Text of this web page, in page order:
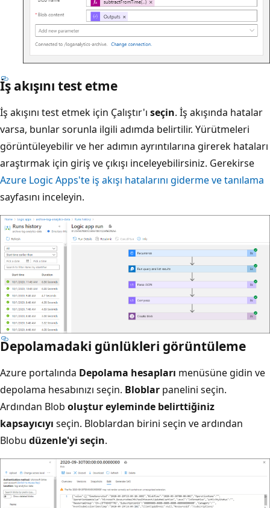
İş akışını test etme
İş akışını test etmek için Çalıştır'ı seçin. İş akışında hatalar
varsa, bunlar sorunla ilgili adımda belirtilir. Yürütmeleri
görüntüleyebilir ve her adımın ayrıntılarına girerek hataları
araştırmak için giriş ve çıkışı inceleyebilirsiniz. Gerekirse
Azure Logic Apps'te iş akışı hatalarını giderme ve tanılama
sayfasını inceleyin.
Depolamadaki günlükleri görüntüleme
Azure portalında Depolama hesapları menüsüne gidin ve
depolama hesabınızı seçin. Bloblar panelini seçin.
Ardından Blob oluştur eyleminde belirttiğiniz
kapsayıcıyı seçin. Bloblardan birini seçin ve ardından
Blobu düzenle'yi seçin.